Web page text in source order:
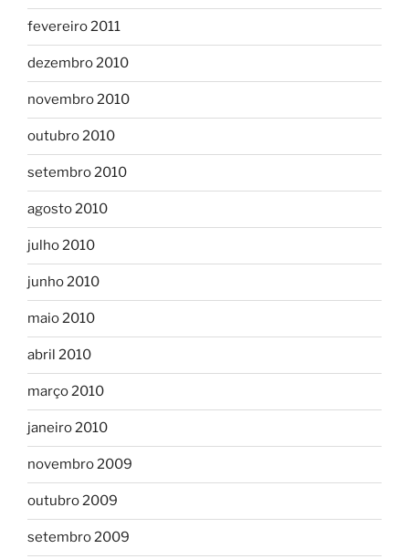
fevereiro 2011
dezembro 2010
novembro 2010
outubro 2010
setembro 2010
agosto 2010
julho 2010
junho 2010
maio 2010
abril 2010
março 2010
janeiro 2010
novembro 2009
outubro 2009
setembro 2009